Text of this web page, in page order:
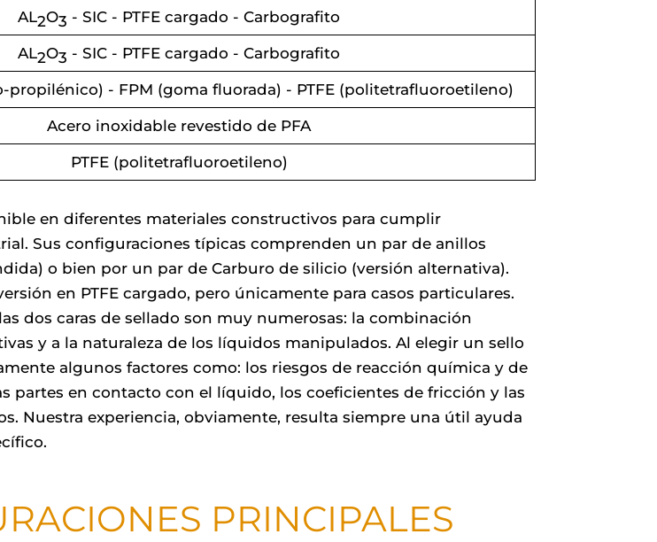
AL2O3 - SIC - PTFE cargado - Carbografito
AL2O3 - SIC - PTFE cargado - Carbografito
propilénico) - FPM (goma fluorada) - PTFE (politetrafluoroetileno)
Acero inoxidable revestido de PFA
PTFE (politetrafluoroetileno)
en diferentes materiales constructivos para cumplir
Sus configuraciones típicas comprenden un par de anillos
o bien por un par de Carburo de silicio (versión alternativa).
en PTFE cargado, pero únicamente para casos particulares.
dos caras de sellado son muy numerosas: la combinación
y a la naturaleza de los líquidos manipulados. Al elegir un sello
algunos factores como: los riesgos de reacción química y de
en contacto con el líquido, los coeficientes de fricción y las
Nuestra experiencia, obviamente, resulta siempre una útil ayuda
PRINCIPALES